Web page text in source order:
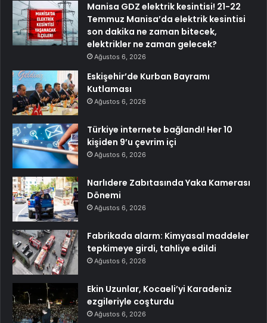
Manisa GDZ elektrik kesintisi! 21-22
Temmuz Manisa’da elektrik kesintisi
son dakika ne zaman bitecek,
elektrikler ne zaman gelecek?
Ağustos 6, 2026
Eskişehir’de Kurban Bayramı
Kutlaması
Ağustos 6, 2026
Türkiye internete bağlandı! Her 10
kişiden 9’u çevrim içi
Ağustos 6, 2026
Narlıdere Zabıtasında Yaka Kamerası
Dönemi
Ağustos 6, 2026
Fabrikada alarm: Kimyasal maddeler
tepkimeye girdi, tahliye edildi
Ağustos 6, 2026
Ekin Uzunlar, Kocaeli’yi Karadeniz
ezgileriyle coşturdu
Ağustos 6, 2026